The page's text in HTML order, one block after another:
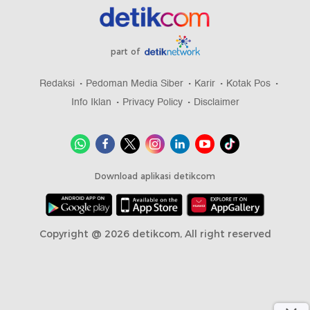
part of
Redaksi Pedoman Media Siber Karir
Kotak Pos
Info Iklan
Privacy Policy Disclaimer
Download aplikasi detikcom
Copyright @ 2026 detikcom, All right reserved